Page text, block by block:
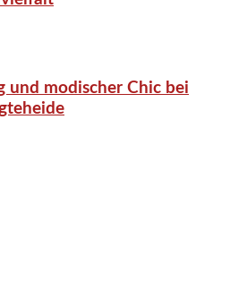
und modischer Chic bei